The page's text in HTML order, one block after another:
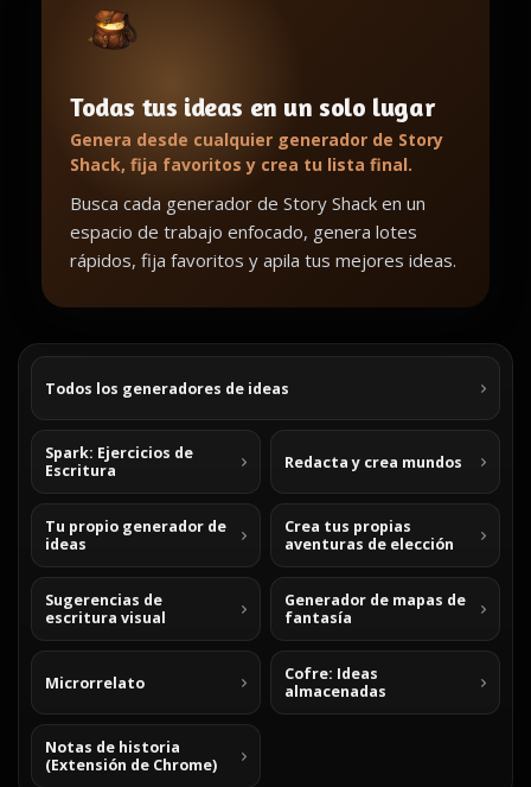
Todas tus ideas en un solo lugar
Genera desde cualquier generador de Story
Shack, fija favoritos y crea tu lista final.
Busca cada generador de Story Shack en un
espacio de trabajo enfocado, genera lotes
rápidos, fija favoritos y apila tus mejores ideas.
Todos los generadores de ideas
Spark: Ejercicios de
Escritura
Redacta y crea mundos
Tu propio generador de
ideas
Crea tus propias
aventuras de elección
Sugerencias de
escritura visual
Generador de mapas de
fantasía
Microrrelato
Cofre: Ideas
almacenadas
Notas de historia
(Extensión de Chrome)